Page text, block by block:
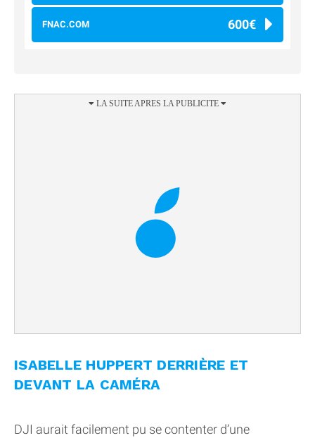
FNAC.COM 600€
ISABELLE HUPPERT DERRIÈRE ET
DEVANT LA CAMÉRA
DJI aurait facilement pu se contenter d’une